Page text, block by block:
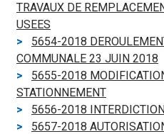
TRAVAUX DE
USEES
5654-2018
COMMUNALE 23 JUIN 2018
5655-2018
STATIONNEMENT
5656-2018
5657-2018